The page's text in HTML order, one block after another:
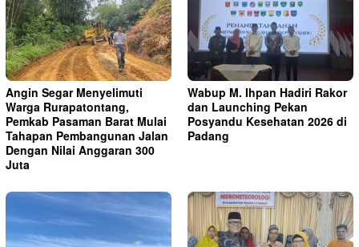
Angin Segar Menyelimuti
Warga Rurapatontang,
Pemkab Pasaman Barat Mulai
Tahapan Pembangunan Jalan
Dengan Nilai Anggaran 300
Juta
Wabup M. Ihpan Hadiri Rakor
dan Launching Pekan
Posyandu Kesehatan 2026 di
Padang